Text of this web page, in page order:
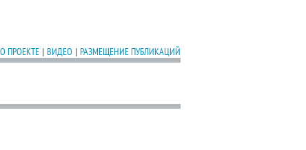
О ПРОЕКТЕ | ВИДЕО | РАЗМЕЩЕНИЕ ПУБЛИКАЦИЙ